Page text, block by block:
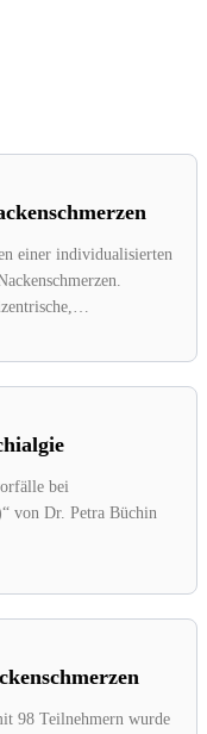
einer individualisierten
bei
von Dr. Petra Büchin
98 Teilnehmern wurde